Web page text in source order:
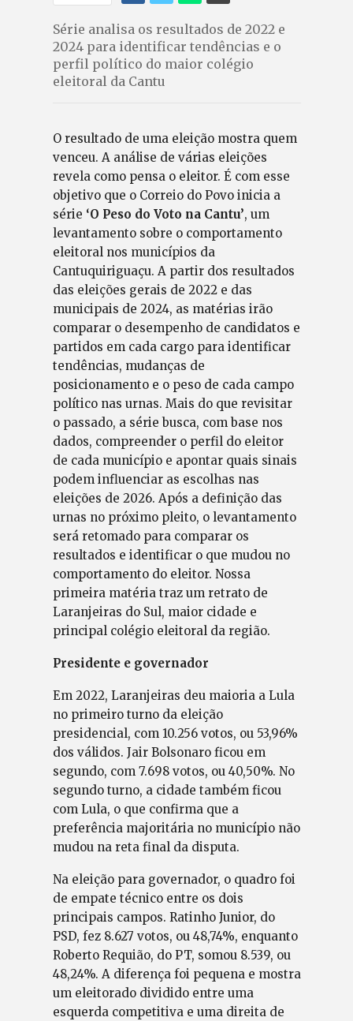
Série analisa os resultados de 2022 e
2024 para identificar tendências e o
perfil político do maior colégio
eleitoral da Cantu
O resultado de uma eleição mostra quem
venceu. A análise de várias eleições
revela como pensa o eleitor. É com esse
objetivo que o Correio do Povo inicia a
série ‘O Peso do Voto na Cantu’, um
levantamento sobre o comportamento
eleitoral nos municípios da
Cantuquiriguaçu. A partir dos resultados
das eleições gerais de 2022 e das
municipais de 2024, as matérias irão
comparar o desempenho de candidatos e
partidos em cada cargo para identificar
tendências, mudanças de
posicionamento e o peso de cada campo
político nas urnas. Mais do que revisitar
o passado, a série busca, com base nos
dados, compreender o perfil do eleitor
de cada município e apontar quais sinais
podem influenciar as escolhas nas
eleições de 2026. Após a definição das
urnas no próximo pleito, o levantamento
será retomado para comparar os
resultados e identificar o que mudou no
comportamento do eleitor. Nossa
primeira matéria traz um retrato de
Laranjeiras do Sul, maior cidade e
principal colégio eleitoral da região.
Presidente e governador
Em 2022, Laranjeiras deu maioria a Lula
no primeiro turno da eleição
presidencial, com 10.256 votos, ou 53,96%
dos válidos. Jair Bolsonaro ficou em
segundo, com 7.698 votos, ou 40,50%. No
segundo turno, a cidade também ficou
com Lula, o que confirma que a
preferência majoritária no município não
mudou na reta final da disputa.
Na eleição para governador, o quadro foi
de empate técnico entre os dois
principais campos. Ratinho Junior, do
PSD, fez 8.627 votos, ou 48,74%, enquanto
Roberto Requião, do PT, somou 8.539, ou
48,24%. A diferença foi pequena e mostra
um eleitorado dividido entre uma
esquerda competitiva e uma direita de